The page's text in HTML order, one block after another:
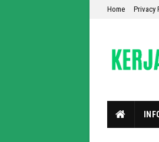
Home Privacy